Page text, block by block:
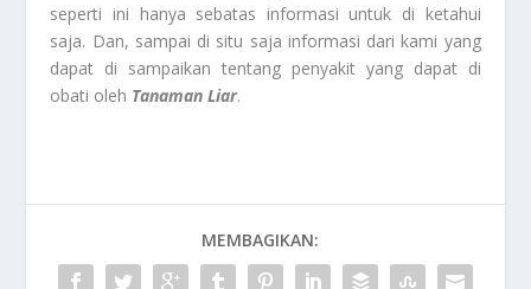
seperti ini hanya sebatas informasi untuk di ketahui
saja. Dan, sampai di situ saja informasi dari kami yang
dapat di sampaikan tentang penyakit yang dapat di
obati oleh Tanaman Liar.
MEMBAGIKAN: